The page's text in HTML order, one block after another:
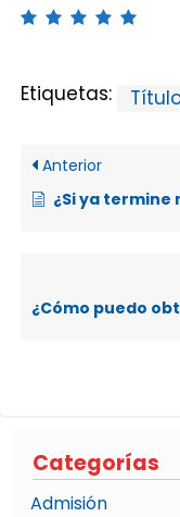
Categorías
Admisión
Etiquetas:
Anterior
¿Si ya termine mi plan de estudios y